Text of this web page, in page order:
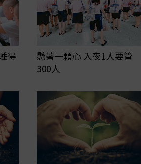
得
懸著一顆心 入夜1人要管
300人